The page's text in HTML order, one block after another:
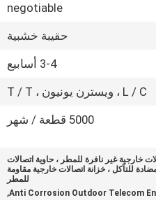
negotiable
حقيبة خشبية
3-4 أسابيع
L / C ، ويسترن يونيون ، T / T
5000 قطعة / شهر
خارجية غير نافرة للمطر ، حاوية اتصالات
للتآكل ، خزانة اتصالات خارجية مقاومة
للمطر
Anti Corrosion Outdoor Telecom
,